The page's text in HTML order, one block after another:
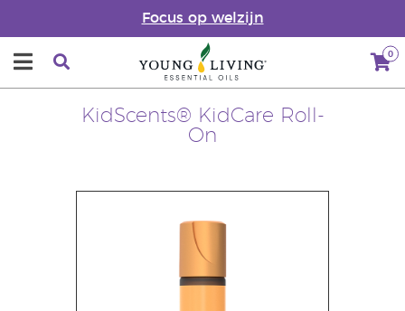
Focus op welzijn
0
KidScents® KidCare Roll-
On